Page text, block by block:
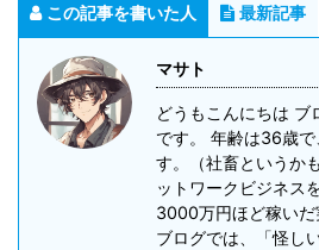
この記事を書いた人 最新記事
マサト
どうもこんにちは ブ
です。 年齢は36歳
す。（社畜というか
ットワークビジネス
3000万円ほど稼い
ブログでは、「怪し